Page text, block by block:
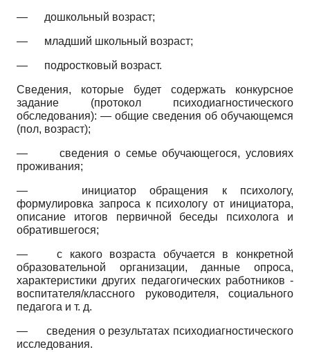
— дошкольный возраст;
— младший школьный возраст;
— подростковый возраст.
Сведения, которые будет содержать конкурсное
задание (протокол психодиагностического
обследования): — общие сведения об обучающемся
(пол, возраст);
—сведения о семье обучающегося, условиях
проживания;
— инициатор обращения к психологу,
формулировка запроса к психологу от инициатора,
описание итогов первичной беседы психолога и
обратившегося;
—с какого возраста обучается в конкретной
образовательной организации, данные опроса,
характеристики других педагогических работников -
воспитателя/классного руководителя, социального
педагога и т. д.
—сведения о результатах психодиагностического
исследования.